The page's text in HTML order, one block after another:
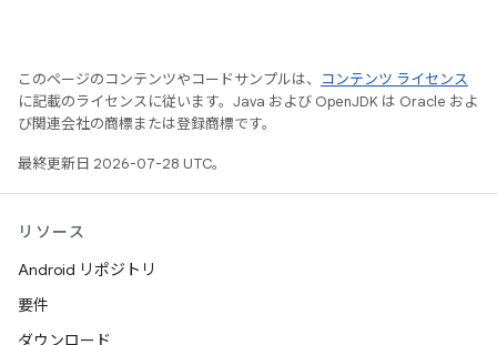
このページのコンテンツやコードサンプルは、
コンテンツ ライセンス
に記載のライセンスに従います。Java および OpenJDK は Oracle およ
び関連会社の商標または登録商標です。
最終更新日 2026-07-28 UTC。
リソース
Android リポジトリ
要件
ダウンロード